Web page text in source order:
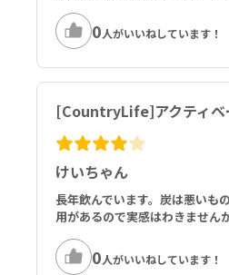
0人がいいねしています！
[CountryLife]アクティベ
けいちゃん
長年飲んでいます。炭は悪いも
用があるので実感はわきません
0人がいいねしています！